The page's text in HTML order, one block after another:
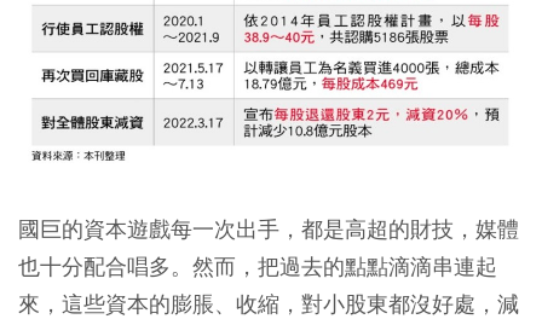
國巨的資本遊戲每一次出手，都是高超的財技，媒體
也十分配合唱多。然而，把過去的點點滴滴串連起
來，這些資本的膨脹、收縮，對小股東都沒好處，減